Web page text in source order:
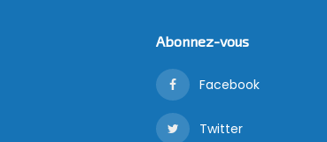
Abonnez-vous
Facebook
Twitter